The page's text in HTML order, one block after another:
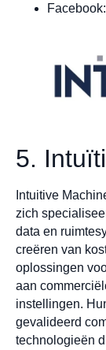
5.
Intuitive
zich
data en
creëren van
oplossingen
aan
instellingen.
gevalideerd
technologieën